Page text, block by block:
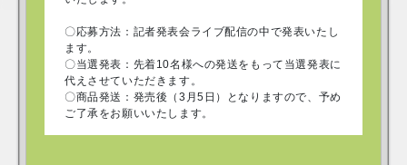
〇応募方法：記者発表会ライブ配信の中で発表いたし
ます。
〇当選発表：先着10名様への発送をもって当選発表に
代えさせていただきます。
〇商品発送：発売後（3月5日）となりますので、予め
ご了承をお願いいたします。